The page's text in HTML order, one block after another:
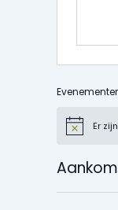
BerichtEr